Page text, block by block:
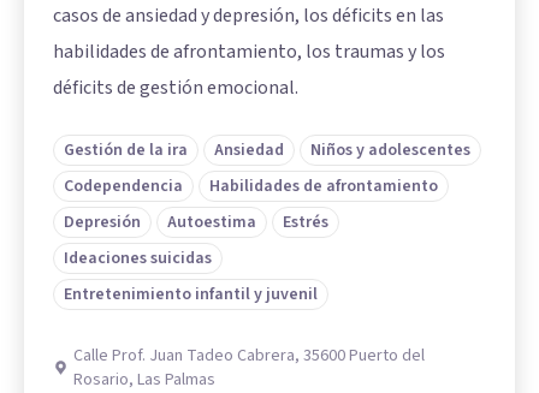
casos de ansiedad y depresión, los déficits en las
habilidades de afrontamiento, los traumas y los
déficits de gestión emocional.
Gestión de la ira Ansiedad
Niños y adolescentes
Codependencia
Habilidades de afrontamiento
Depresión
Autoestima
Estrés
Ideaciones suicidas
Entretenimiento infantil y juvenil
Calle Prof. Juan Tadeo Cabrera, 35600 Puerto del
Rosario, Las Palmas